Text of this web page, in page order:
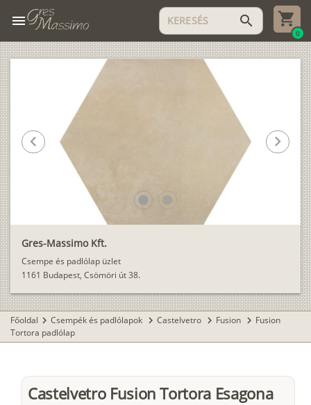
menu search
0
Gres-Massimo Kft.
Csempe és padlólap üzlet
1161 Budapest, Csömöri út 38.
lens lens
chevron_left chevron_right
Főoldal chevron_right Csempék és padlólapok chevron_right Castelvetro chevron_right Fusion chevron_right Fusion
Tortora padlólap
Castelvetro Fusion Tortora Esagona